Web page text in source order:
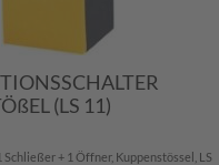
(LS 11)
+ 1 Öffner, Kuppenstössel, LS